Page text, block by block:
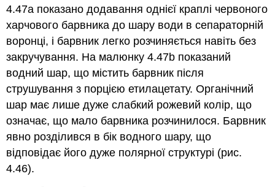
4.47а показано додавання однієї краплі червоного
харчового барвника до шару води в сепараторній
воронці, і барвник легко розчиняється навіть без
закручування. На малюнку 4.47b показаний
водний шар, що містить барвник після
струшування з порцією етилацетату. Органічний
шар має лише дуже слабкий рожевий колір, що
означає, що мало барвника розчинилося. Барвник
явно розділився в бік водного шару, що
відповідає його дуже полярної структурі (рис.
4.46).